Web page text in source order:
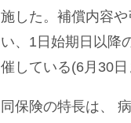
施した。補償内容
い、1日始期日以降
催している(6月30日
同保険の特長は、